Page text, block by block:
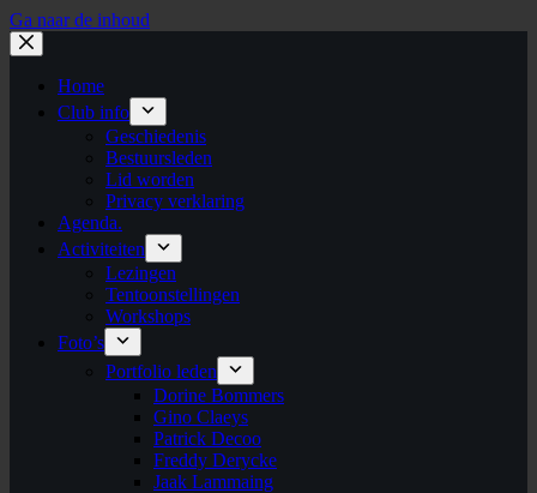
Ga naar de inhoud
Home
Club info
Geschiedenis
Bestuursleden
Lid worden
Privacy verklaring
Agenda.
Activiteiten
Lezingen
Tentoonstellingen
Workshops
Foto’s
Portfolio leden
Dorine Bommers
Gino Claeys
Patrick Decoo
Freddy Derycke
Jaak Lammaing